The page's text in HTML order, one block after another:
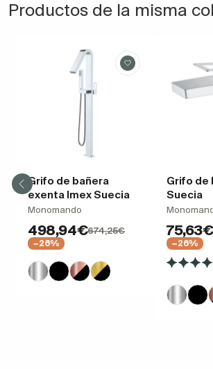
Productos de la misma
Grifo de bañera
exenta Imex Suecia
Monomando
498,94€674,25€
−26%
Grifo de
Suecia
75,63€
−26%